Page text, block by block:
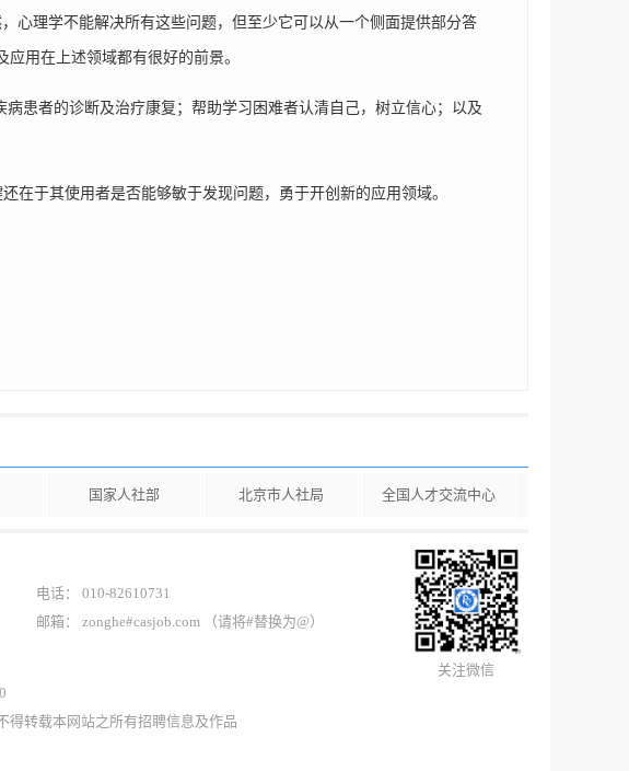
心理学不能解决所有这些问题，但至少它可以从一个侧面提供部分答
用在上述领域都有很好的前景。
患者的诊断及治疗康复；帮助学习困难者认清自己，树立信心；以及
于其使用者是否能够敏于发现问题，勇于开创新的应用领域。
国家人社部 北京市人社局 全国人才交流中心
电话： 010-82610731
邮箱： zonghe#casjob.com （请将#替换为@）
关注微信
得转载本网站之所有招聘信息及作品